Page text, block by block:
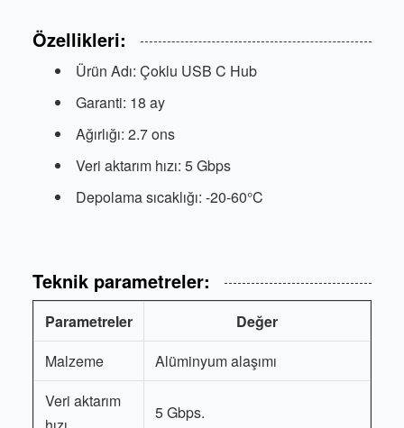
Özellikleri:
Ürün Adı: Çoklu USB C Hub
Garanti: 18 ay
Ağırlığı: 2.7 ons
Veri aktarım hızı: 5 Gbps
Depolama sıcaklığı: -20-60°C
Teknik parametreler:
Parametreler
Değer
Malzeme
Alüminyum alaşımı
Veri aktarım
5 Gbps.